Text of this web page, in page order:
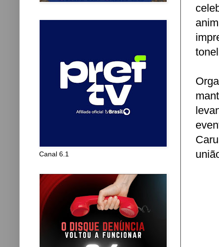
Canal 6.1